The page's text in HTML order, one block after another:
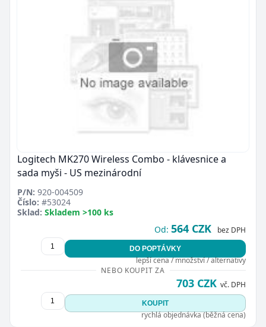
Logitech MK270 Wireless Combo - klávesnice a
sada myši - US mezinárodní
P/N: 920-004509
Číslo: #53024
Sklad: Skladem >100 ks
Od: 564 CZK bez DPH
DO POPTÁVKY
lepší cena / množství / alternativy
NEBO KOUPIT ZA
703 CZK vč. DPH
KOUPIT
rychlá objednávka (běžná cena)